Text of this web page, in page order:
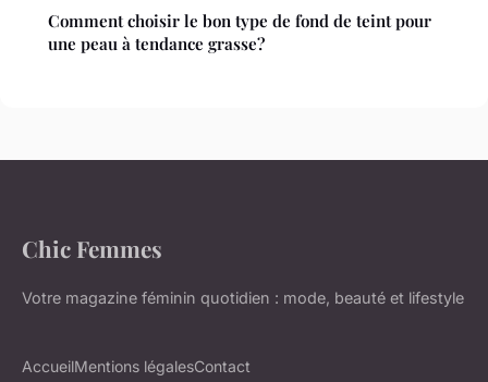
Comment choisir le bon type de fond de teint pour
une peau à tendance grasse?
Chic Femmes
Votre magazine féminin quotidien : mode, beauté et lifestyle
AccueilMentions légalesContact